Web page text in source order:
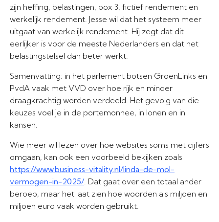
zijn heffing, belastingen, box 3, fictief rendement en
werkelijk rendement. Jesse wil dat het systeem meer
uitgaat van werkelijk rendement. Hij zegt dat dit
eerlijker is voor de meeste Nederlanders en dat het
belastingstelsel dan beter werkt.
Samenvatting: in het parlement botsen GroenLinks en
PvdA vaak met VVD over hoe rijk en minder
draagkrachtig worden verdeeld. Het gevolg van die
keuzes voel je in de portemonnee, in lonen en in
kansen.
Wie meer wil lezen over hoe websites soms met cijfers
omgaan, kan ook een voorbeeld bekijken zoals
https://www.business-vitality.nl/linda-de-mol-
vermogen-in-2025/. Dat gaat over een totaal ander
beroep, maar het laat zien hoe woorden als miljoen en
miljoen euro vaak worden gebruikt.